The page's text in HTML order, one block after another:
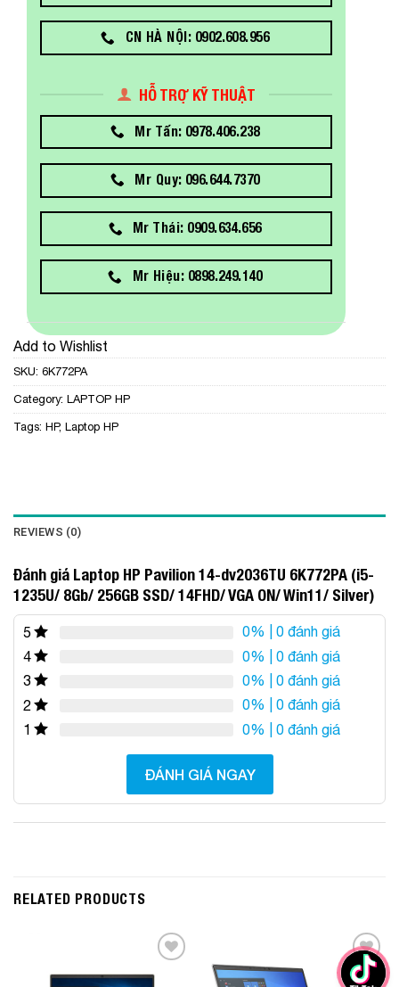
CN HÀ NỘI: 0902.608.956
HỖ TRỢ KỸ THUẬT
Mr Tấn: 0978.406.238
Mr Quy: 096.644.7370
Mr Thái: 0909.634.656
Mr Hiệu: 0898.249.140
Add to Wishlist
SKU: 6K772PA
Category: LAPTOP HP
Tags: HP, Laptop HP
REVIEWS (0)
Đánh giá Laptop HP Pavilion 14-dv2036TU 6K772PA (i5-
1235U/ 8Gb/ 256GB SSD/ 14FHD/ VGA ON/ Win11/ Silver)
5 0% | 0 đánh giá
4
0% | 0 đánh giá
3
0% | 0 đánh giá
2
0% | 0 đánh giá
1
0% | 0 đánh giá
ĐÁNH GIÁ NGAY
RELATED PRODUCTS
Add to
Add to